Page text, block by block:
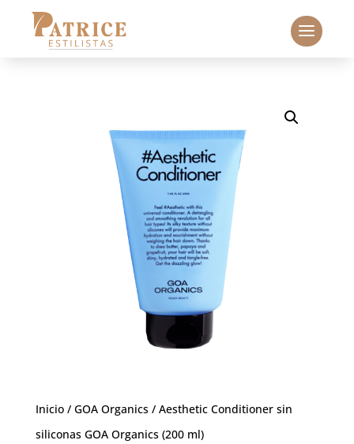
Inicio/ GOA Organics/ Aesthetic Conditioner sin
siliconas GOA Organics (200 ml)